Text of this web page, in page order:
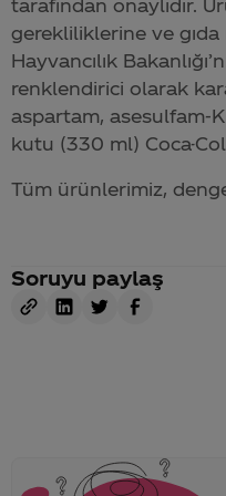
tarafından onaylıdır.
gerekliliklerine ve gıda
Hayvancılık
renklendirici olarak
aspartam, asesulfam-
kutu (330 ml) Coca-
Tüm ürünlerimiz,
Soruyu paylaş